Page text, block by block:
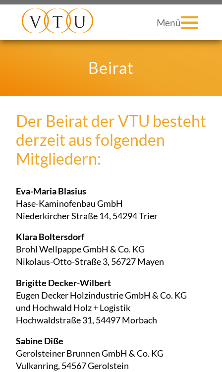
Menü
Beirat
Der Beirat der VTU besteht
derzeit aus folgenden
Mitgliedern:
Eva-Maria Blasius
Hase-Kaminofenbau GmbH
Niederkircher Straße 14, 54294 Trier
Klara Boltersdorf
Brohl Wellpappe GmbH & Co. KG
Nikolaus-Otto-Straße 3, 56727 Mayen
Brigitte Decker-Wilbert
Eugen Decker Holzindustrie GmbH & Co. KG
und Hochwald Holz + Logistik
Hochwaldstraße 31, 54497 Morbach
Sabine Diße
Gerolsteiner Brunnen GmbH & Co. KG
Vulkanring, 54567 Gerolstein